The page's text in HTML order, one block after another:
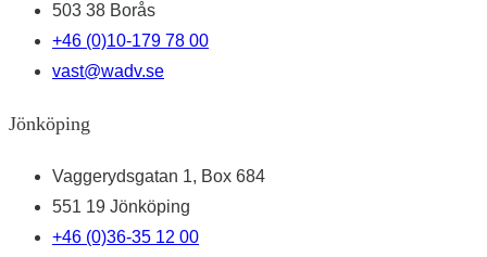
503 38 Borås
+46 (0)10-179 78 00
vast@wadv.se
Jönköping
Vaggerydsgatan 1, Box 684
551 19 Jönköping
+46 (0)36-35 12 00